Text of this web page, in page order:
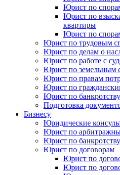
Юрист по
Юрист по
квартиры
Юрист по
Юрист по трудовым
Юрист по делам о
Юрист по работе с
Юрист по земельным
Юрист по правам
Юрист по
Юрист по банкротству
Подготовка
Бизнесу
Юридические
Юрист по
Юрист по банкротству
Юрист по договорам
Юрист по
Юрист по